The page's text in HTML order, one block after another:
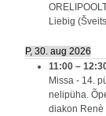
Liebig
P, 30. aug 2026
11:00 –
Missa - 14.
nelipüha.
diakon Renè